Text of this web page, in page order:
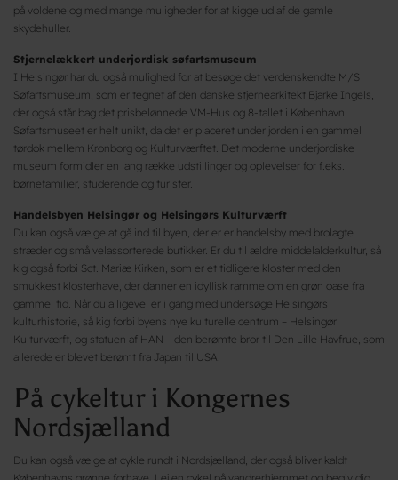
på voldene og med mange muligheder for at kigge ud af de gamle
skydehuller.
Stjernelækkert underjordisk søfartsmuseum
I Helsingør har du også mulighed for at besøge det verdenskendte M/S
Søfartsmuseum, som er tegnet af den danske stjernearkitekt Bjarke Ingels,
der også står bag det prisbelønnede VM-Hus og 8-tallet i København.
Søfartsmuseet er helt unikt, da det er placeret under jorden i en gammel
tørdok mellem Kronborg og Kulturværftet. Det moderne underjordiske
museum formidler en lang række udstillinger og oplevelser for f.eks.
børnefamilier, studerende og turister.
Handelsbyen Helsingør og Helsingørs Kulturværft
Du kan også vælge at gå ind til byen, der er er handelsby med brolagte
stræder og små velassorterede butikker. Er du til ældre middelalderkultur, så
kig også forbi Sct. Mariæ Kirken, som er et tidligere kloster med den
smukkest klosterhave, der danner en idyllisk ramme om en grøn oase fra
gammel tid. Når du alligevel er i gang med undersøge Helsingørs
kulturhistorie, så kig forbi byens nye kulturelle centrum – Helsingør
Kulturværft, og statuen af HAN – den berømte bror til Den Lille Havfrue, som
allerede er blevet berømt fra Japan til USA.
På cykeltur i Kongernes
Nordsjælland
Du kan også vælge at cykle rundt i Nordsjælland, der også bliver kaldt